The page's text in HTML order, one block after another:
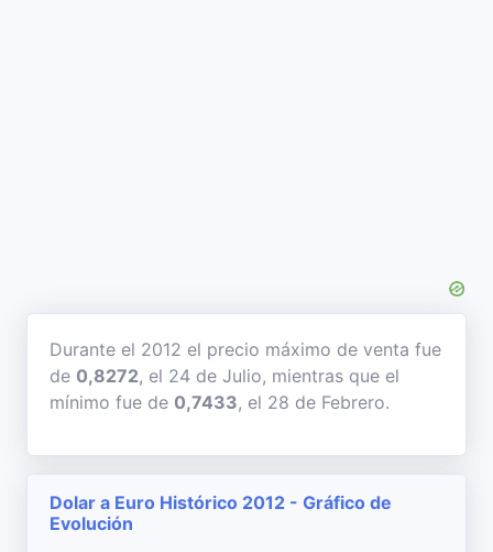
Durante el 2012 el precio máximo de venta fue
de 0,8272, el 24 de Julio, mientras que el
mínimo fue de 0,7433, el 28 de Febrero.
Dolar a Euro Histórico 2012 - Gráfico de
Evolución